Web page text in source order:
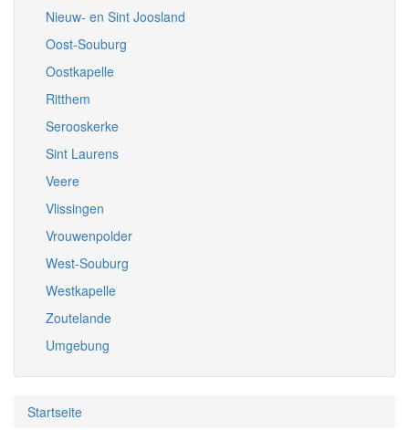
Nieuw- en Sint Joosland
Oost-Souburg
Oostkapelle
Ritthem
Serooskerke
Sint Laurens
Veere
Vlissingen
Vrouwenpolder
West-Souburg
Westkapelle
Zoutelande
Umgebung
Startseite